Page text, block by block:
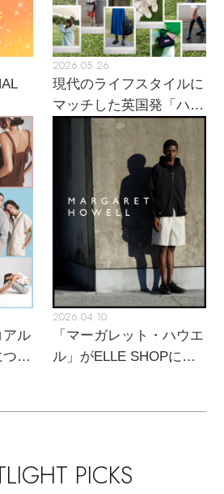
SHOP 公式アプリ
2026.05.26
現代のライフスタイルに
マッチした英国発「ハン
ター」に注目
アル
い
2026.04.10
「マーガレット・ハウエ
ル」がELLE SHOPにカ
PICKS